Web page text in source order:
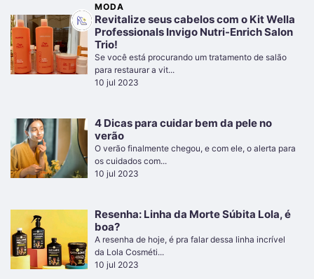
MODA
Revitalize seus cabelos com o Kit Wella
Professionals Invigo Nutri-Enrich Salon
Trio!
Se você está procurando um tratamento de salão
para restaurar a vit...
10 jul 2023
4 Dicas para cuidar bem da pele no
verão
O verão finalmente chegou, e com ele, o alerta para
os cuidados com...
10 jul 2023
Resenha: Linha da Morte Súbita Lola, é
boa?
A resenha de hoje, é pra falar dessa linha incrível
da Lola Cosméti...
10 jul 2023